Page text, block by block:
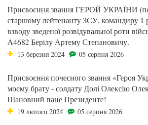
Присвоєння звання ГЕРОЙ УКРАЇНИ
старшому лейтенанту ЗСУ, командиру 1
взводу зведеної розвідувальної роти
А4682 Берілу Артему Степановичу.
13 березня 2024 05 серпня 2026
Присвоєння почесного звання «Героя
моєму брату - солдату Долі Олексію
Шановний пане Президенте!
19 лютого 2024 05 серпня 2026